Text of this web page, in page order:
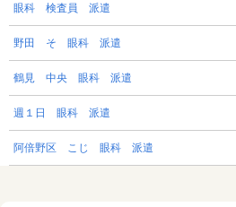
眼科 検査員 派遣
野田 そ 眼科 派遣
鶴見 中央 眼科 派遣
週１日 眼科 派遣
阿倍野区 こじ 眼科 派遣